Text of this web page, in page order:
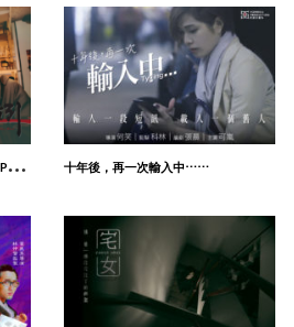
P
G通靈指引 Parental Guidance: Psychic, Ghost 十年後，再一次輸入中⋯⋯